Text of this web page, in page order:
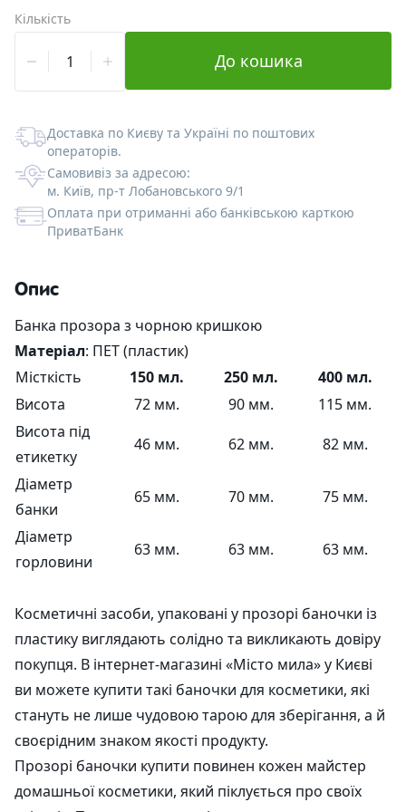
Для губ
Антиполюшн - захист у місті
Після гоління
Со-Емульгатори
Гелеутворювачі
Екстракти
Рідкі екстракти (ВСГ)
Масляні екстракти
СО2 екстракти
Пілінги
Регулятори кислотності
Силікони та емоленти
УФ-захист
УФ-фільтри
Дезодоранти
Форми пластикові для шоколаду
Кошики зі шпону
Наповнювач
Бірки
Наклейки
Вакуумні флакони
Туби для косметики
Алюмінієва тара
Скляна тара
Різна тара
Ангелочки
Новий Рік та зима
Ведмеді
Серця
Тачки
Водорозчинний папір
Альгінатні маски
Кількість
До кошика
Доставка по Києву та Україні по поштових
операторів.
Самовивіз за адресою:
м. Київ, пр-т Лобановського 9/1
Оплата при отриманні або банківською карткою
ПриватБанк
Опис
Банка прозора з чорною кришкою
Матеріал: ПЕТ (пластик)
Місткість
150 мл. 250 мл.
400 мл.
Висота
72 мм. 90 мм.
115 мм.
Висота під
етикетку
46 мм. 62 мм.
82 мм.
Діаметр
банки
65 мм. 70 мм.
75 мм.
Діаметр
горловини
63 мм. 63 мм. 63 мм.
Косметичні засоби, упаковані у прозорі баночки із
пластику виглядають солідно та викликають довіру
покупця. В інтернет-магазині «Місто мила» у Києві
ви можете купити такі баночки для косметики, які
стануть не лише чудовою тарою для зберігання, а й
своєрідним знаком якості продукту.
Прозорі баночки купити повинен кожен майстер
домашньої косметики, який піклується про своїх